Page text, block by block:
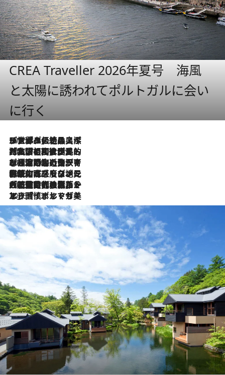
CREA Traveller 2026年夏号 海風
と太陽に誘われてポルトガルに会い
に行く
2026.8.8
リスボンの絶品スイーツ「パステル・デ・ナタ」とは？ポルトガル伝統の奥深い世界へ
2026.7.27
「私の祖国はポルトガル語です」国民的詩人フェルナンド・ペソアと、彼が愛した文学の街を歩く
2026.7.26
ポルトガル近海が育む極上の海の幸。キリリと冷えた白ワインと愉しむ、シーフード専門店の贅沢
2026.7.22
伝統の味をモダンに昇華。高感度な地元客が集う、リスボンの最旬ガストロノミー
2026.7.21
大航海時代の栄華から、震災、独裁、そして革命へ。ポルトガル・首都リスボンの石畳に刻まれた「歴史の光と影」
2026.7.13
エッセイ・ヤマザキマリ「慎ましくも美しき国 ポルトガル」